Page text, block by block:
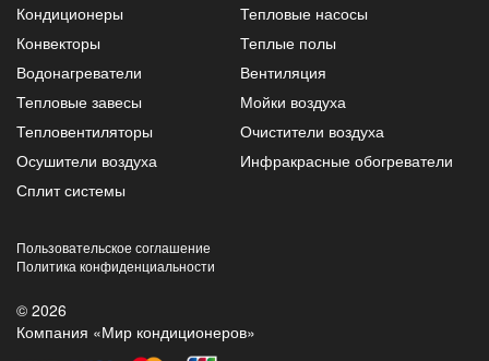
Кондиционеры
Тепловые насосы
Конвекторы
Теплые полы
Водонагреватели
Вентиляция
Тепловые завесы
Мойки воздуха
Тепловентиляторы
Очистители воздуха
Осушители воздуха
Инфракрасные обогреватели
Сплит системы
Пользовательское соглашение
Политика конфиденциальности
© 2026
Компания «Мир кондиционеров»